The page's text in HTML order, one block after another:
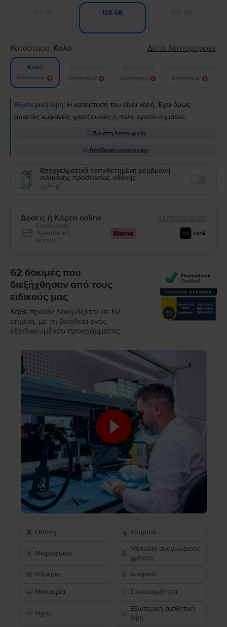
128 GB
Κατάσταση: Καλό Δείτε λεπτομέρειες
Καλό
Ειδοποίησε με! Ειδοποίησε με! Ειδοποίησε με! Ειδοποίησε με!
Εξωτερική όψη: Η κατάστασή του είναι καλή. Έχει όμως
αρκετές εμφανείς γρατζουνιές ή πολύ ορατά σημάδια.
Άριστη λειτουργία
Απόδοση μπαταρίας
Επαγγελματικά τοποθετημένη μεμβράνη
σιλικόνης προστασίας οθόνης
1099 €
Δόσεις ή Κάρτα online λεπτομέρειες
Πιστωτική/
Χρεωστική
κάρτα
62 δοκιμές που
διεξήχθησαν από τους
ειδικούς μας
Κάθε προϊόν δοκιμάζεται σε 62
σημεία, με τη βοήθεια ενός
εξειδικευμένου προγράμματος.
Οθόνη Κουμπιά
Μικρόφωνο
Μέθοδοι αναγνώρισης
χρήστη
Κάμερες
Ιστορικό
Μπαταρία Συνδεσιμότητα
Ήχος
Εξωτερική αισθητική
όψη